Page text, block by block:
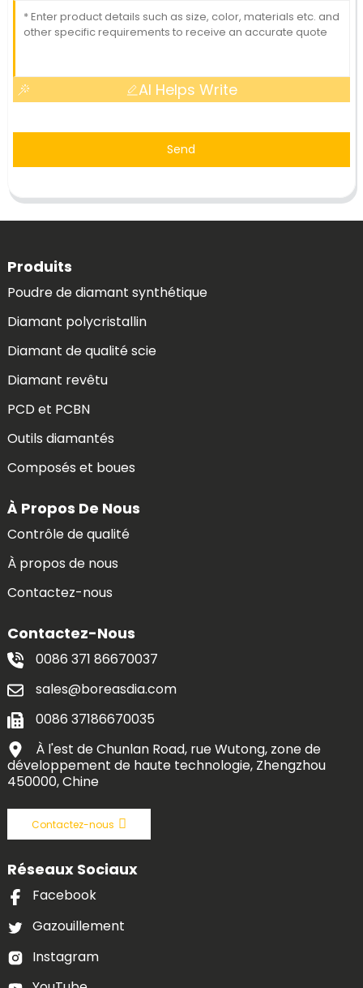
AI Helps Write
Send
Produits
Poudre de diamant synthétique
Diamant polycristallin
Diamant de qualité scie
Diamant revêtu
PCD et PCBN
Outils diamantés
Composés et boues
À Propos De Nous
Contrôle de qualité
À propos de nous
Contactez-nous
Contactez-Nous
0086 371 86670037
sales@boreasdia.com
0086 37186670035
À l'est de Chunlan Road, rue Wutong, zone de
développement de haute technologie, Zhengzhou
450000, Chine
Contactez-nous
Réseaux Sociaux
Facebook
Gazouillement
Instagram